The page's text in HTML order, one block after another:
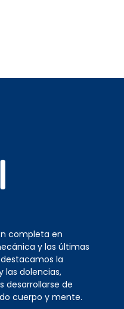
completa en
y las últimas
la
las dolencias,
desarrollarse de
cuerpo y mente.